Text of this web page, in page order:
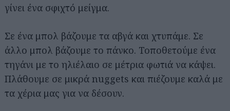
γίνει ένα σφιχτό μείγμα.
Σε ένα μπολ βάζουμε τα αβγά και χτυπάμε. Σε
άλλο μπολ βάζουμε το πάνκο. Τοποθετούμε ένα
τηγάνι με το ηλιέλαιο σε μέτρια φωτιά να κάψει.
Πλάθουμε σε μικρά nuggets και πιέζουμε καλά με
τα χέρια μας για να δέσουν.